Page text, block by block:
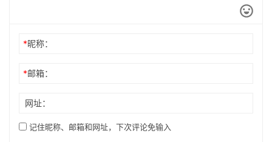
*昵称：
*邮箱：
网址：
记住昵称、邮箱和网址，下次评论免输入